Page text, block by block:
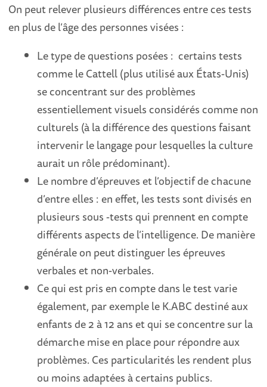
On peut relever plusieurs différences entre ces tests
en plus de l’âge des personnes visées :
Le type de questions posées : certains tests
comme le Cattell (plus utilisé aux États-Unis)
se concentrant sur des problèmes
essentiellement visuels considérés comme non
culturels (à la différence des questions faisant
intervenir le langage pour lesquelles la culture
aurait un rôle prédominant).
Le nombre d’épreuves et l’objectif de chacune
d’entre elles : en effet, les tests sont divisés en
plusieurs sous -tests qui prennent en compte
différents aspects de l’intelligence. De manière
générale on peut distinguer les épreuves
verbales et non-verbales.
Ce qui est pris en compte dans le test varie
également, par exemple le K.ABC destiné aux
enfants de 2 à 12 ans et qui se concentre sur la
démarche mise en place pour répondre aux
problèmes. Ces particularités les rendent plus
ou moins adaptées à certains publics.